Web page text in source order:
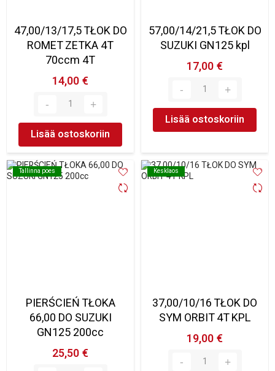
47,00/13/17,5 TŁOK DO
ROMET ZETKA 4T
70ccm 4T
14,00 €
Lisää ostoskoriin
57,00/14/21,5 TŁOK DO
SUZUKI GN125 kpl
17,00 €
Lisää ostoskoriin
Tallinna poes
Tallinna poes
PIERŚCIEŃ TŁOKA
66,00 DO SUZUKI
GN125 200cc
25,50 €
Kesklaos
Kesklaos
37,00/10/16 TŁOK DO
SYM ORBIT 4T KPL
19,00 €